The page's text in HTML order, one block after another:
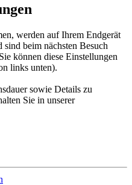
werden auf Ihrem Endgerät
sind beim nächsten Besuch
können diese Einstellungen
links unten).
sowie Details zu
Sie in unserer